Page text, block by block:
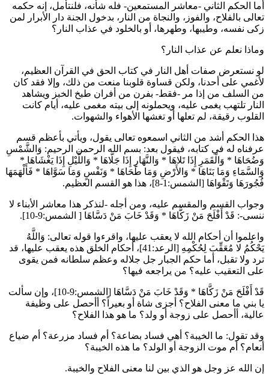
أما الحكم الثاني -معاشر المستمعين- فله شأنه، فلنتأمل، إنه حكمه
تعالى بالفلاح، والفوز، والنجاة من النار، بدخول الجنة دار الأبرار لمن
زكى نفسه، وطيبها، وطهرها، أو بالخلود في عذاب النار؟
وماذا نعلم عن عذاب النار؟
لو نستعرض صفات أهل النار في كتاب الحق في القرآن العظيم،
لأغمي على أحدنا، ولكن قساوة قلوبنا منعت من ذلك، وإلا فقد كان
من السلف من إذا مر -فقط- بفرن من أفران طبخ الخبز ويشاهد
النار تلتهب يغمى عليه، ويحملونه إلى بيته مغمى عليه، أيام كانت
القلوب رقيقة، لم تعلها أو تغشها الأهواء والشهوات.
هذا الحكم أشد من الثاني اسمعوه تعالى يقول، ويأتي بأعظم قسم
عرفناه له في كتابه، فيقول بعد: بسم الله الرحمن الرحيم: وَالشَّمْسِ
وَضُحَاهَا * وَالْقَمَرِ إِذَا تَلاهَا * وَالنَّهَارِ إِذَا جَلَّاهَا * وَاللَّيْلِ إِذَا يَغْشَاهَا *
وَالسَّمَاءِ وَمَا بَنَاهَا * وَالأَرْضِ وَمَا طَحَاهَا * وَنَفْسٍ وَمَا سَوَّاهَا * فَأَلْهَمَهَا
فُجُورَهَا وَتَقْوَاهَا [الشمس:1-8]، هذا هو القسم العظيم.
وجواب القسم والمقسم عليه، ومن أجله -لنذكر هذا معاشر الأبناء لا
ننسى-: قَدْ أَفْلَحَ مَنْ زَكَّاهَا * وَقَدْ خَابَ مَنْ دَسَّاهَا [ الشمس:9-10].
واعلموا أن أحكام الله لا يعقب عليها، واقرءوا قوله تعالى: وَاللَّهُ
يَحْكُمُ لا مُعَقِّبَ لِحُكْمِهِ
[الرعد:41]، أحكام الخلق هذه يعقب عليها، قد
ترد ولا تقبل، أما حكم الجبار جل جلاله وعظم سلطانه فمن يقوى
على التعقيب عليه؟ من يراجعه فيها؟
قَدْ أَفْلَحَ مَنْ زَكَّاهَا * وَقَدْ خَابَ مَنْ دَسَّاهَا
[الشمس:9-10]، وإن سألت
يا بني ما معنى الفلاح؟ أجزى شاة أو بعيراً؟ أأحصل على وظيفة
عالية، أأحصل على زوجة أو ولد؟ ما هو هذا الفلاح؟
وقد تقول: ما الخيبة؟ أهي فساد بضاعة؟ أم فساد مزرعة؟ أم ضياع
أنعام؟ أم موت الزوجة أو الولد؟ ما هذه الخيبة؟
إن الله عز وجل هو الذي بين لنا معنى الفلاح والخيبة.